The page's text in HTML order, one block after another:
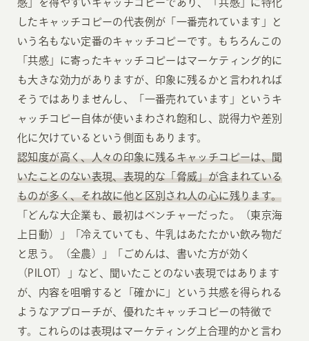
感」を得やすいキャッチコピーであり、「共感」に特化
したキャッチコピーの代表例が「一番売れています」と
いう名もない定番のキャッチコピーです。もちろんこの
「共感」に寄ったキャッチコピーはマーケティング的に
も大きな効力がありますが、印象に残るかと言われれば
そうではありませんし、「一番売れています」というキ
ャッチコピー自体が使いまわされ飽和し、説得力や差別
化に欠けているという側面もあります。
認知度が高く、人々の印象に残るキャッチコピーは、聞
いたことのない表現、表現的な「脅威」が含まれている
ものが多く、それ故に他と区別され人の心に残ります。
「どんな大企業も、最初はベンチャーだった。（東京海
上日動）」「冷えていても、牛乳はあたたかい飲み物だ
と思う。（全農）」「ごめんは、書いた方が効く
（PILOT）」など、聞いたことのない表現ではあります
が、内容を咀嚼すると「確かに」という共感を得られる
ようなアプローチが、優れたキャッチコピーの特徴で
す。これらのは表現はマーケティング上合理的かと言わ